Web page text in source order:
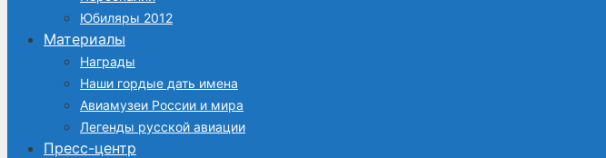
Юбиляры 2012
Материалы
Награды
Наши гордые дать имена
Авиамузеи России и мира
Легенды русской авиации
Пресс-центр